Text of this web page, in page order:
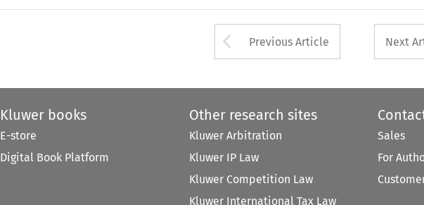
Arrow button used
Previous Article Next
Kluwer books
E-store
Digital Book Platform
Other research sites
Kluwer Arbitration
Kluwer IP Law
Kluwer Competition Law
Kluwer International Tax Law
Sales
For